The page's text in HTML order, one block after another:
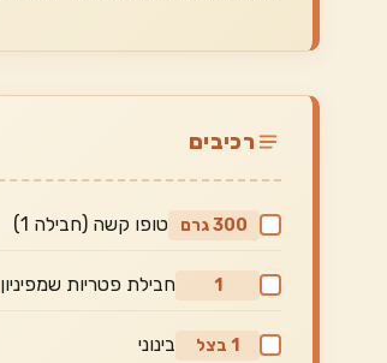
רכיבים
300 גרם טופו קשה (חבילה 1)
1 חבילת פטריות שמפיניון
1 בצל בינוני